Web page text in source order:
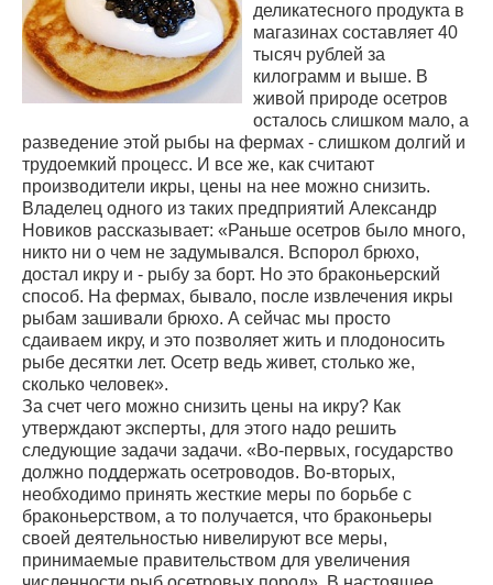
деликатесного продукта в
магазинах составляет 40
тысяч рублей за
килограмм и выше. В
живой природе осетров
осталось слишком мало, а
разведение этой рыбы на фермах - слишком долгий и
трудоемкий процесс. И все же, как считают
производители икры, цены на нее можно снизить.
Владелец одного из таких предприятий Александр
Новиков рассказывает: «Раньше осетров было много,
никто ни о чем не задумывался. Вспорол брюхо,
достал икру и - рыбу за борт. Но это браконьерский
способ. На фермах, бывало, после извлечения икры
рыбам зашивали брюхо. А сейчас мы просто
сдаиваем икру, и это позволяет жить и плодоносить
рыбе десятки лет. Осетр ведь живет, столько же,
сколько человек».
За счет чего можно снизить цены на икру? Как
утверждают эксперты, для этого надо решить
следующие задачи задачи. «Во-первых, государство
должно поддержать осетроводов. Во-вторых,
необходимо принять жесткие меры по борьбе с
браконьерством, а то получается, что браконьеры
своей деятельностью нивелируют все меры,
принимаемые правительством для увеличения